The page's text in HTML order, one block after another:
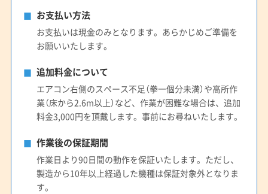
お支払い方法
お支払いは現金のみとなります。あらかじめご準備を
お願いいたします。
追加料金について
エアコン右側のスペース不足（拳一個分未満）や高所作
業（床から2.6m以上）など、作業が困難な場合は、追加
料金3,000円を頂戴します。事前にお尋ねいたします。
作業後の保証期間
作業日より90日間の動作を保証いたします。ただし、
製造から10年以上経過した機種は保証対象外となりま
す。